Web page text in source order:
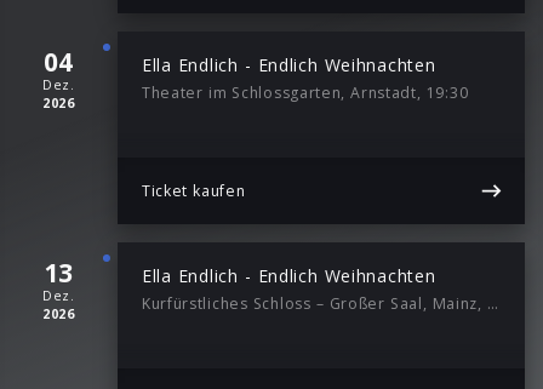
04
Dez.
2026
Ella Endlich - Endlich Weihnachten
Theater im Schlossgarten, Arnstadt, 19:30
Ticket kaufen
13
Dez.
2026
Ella Endlich - Endlich Weihnachten
Kurfürstliches Schloss – Großer Saal, Mainz, 19:00